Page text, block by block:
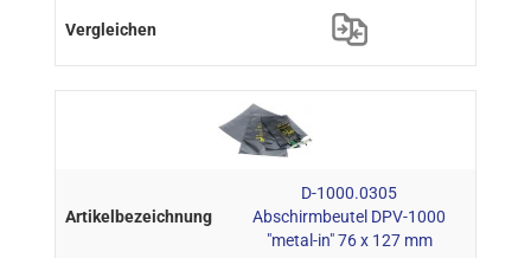
D-1000.0305
Abschirmbeutel DPV-1000
"metal-in" 76 x 127 mm